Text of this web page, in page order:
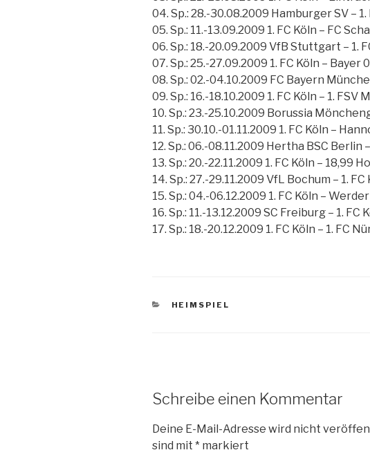
04. Sp.: 28.-30.08.2009 Hamburger SV – 1.
05. Sp.: 11.-13.09.2009 1. FC Köln – FC
06. Sp.: 18.-20.09.2009 VfB Stuttgart – 1.
07. Sp.: 25.-27.09.2009 1. FC Köln –
08. Sp.: 02.-04.10.2009 FC Bayern
09. Sp.: 16.-18.10.2009 1. FC Köln – 1. FSV
10. Sp.: 23.-25.10.2009 Borussia
11. Sp.: 30.10.-01.11.2009 1. FC Köln –
12. Sp.: 06.-08.11.2009 Hertha BSC Berlin
13. Sp.: 20.-22.11.2009 1. FC Köln – 18,99
14. Sp.: 27.-29.11.2009 VfL Bochum – 1. FC
15. Sp.: 04.-06.12.2009 1. FC Köln –
16. Sp.: 11.-13.12.2009 SC Freiburg – 1. FC
17. Sp.: 18.-20.12.2009 1. FC Köln – 1. FC
KATEGORIEN
HEIMSPIEL
Schreibe einen Kommentar
Deine E-Mail-Adresse wird nicht
sind mit * markiert